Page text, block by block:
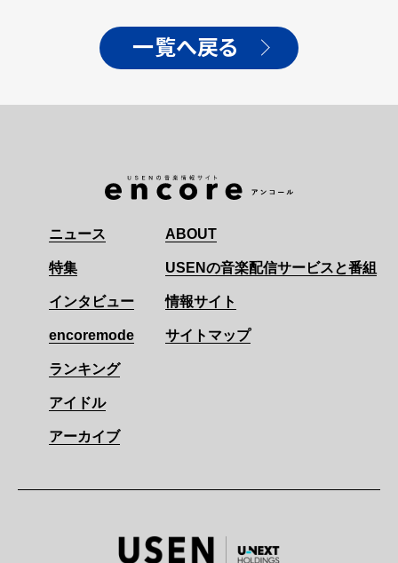
一覧へ戻る
ニュース
特集
インタビュー
encoremode
ランキング
アイドル
アーカイブ
ABOUT
USENの音楽配信サービスと番組
情報サイト
サイトマップ